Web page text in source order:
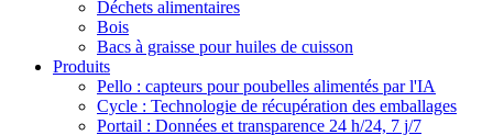
Déchets alimentaires
Bois
Bacs à graisse pour huiles de cuisson
Produits
Pello : capteurs pour poubelles alimentés par l'IA
Cycle : Technologie de récupération des emballages
Portail : Données et transparence 24 h/24, 7 j/7